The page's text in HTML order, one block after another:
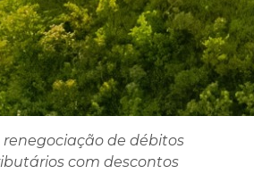
de débitos
com descontos